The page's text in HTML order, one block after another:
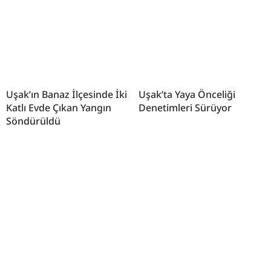
Uşak’ın Banaz İlçesinde İki
Katlı Evde Çıkan Yangın
Söndürüldü
Uşak’ta Yaya Önceliği
Denetimleri Sürüyor